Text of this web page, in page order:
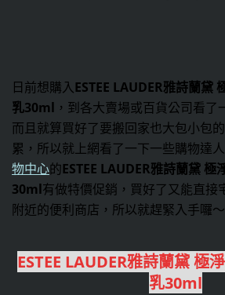
日前想購入ESTEE LAUDER雅詩蘭黛
乳30ml ，到各大賣場或百貨公司看了
而且就算買好了要搬回家也大包小包
累，所以就上網看了一下一些購物達
物中心的ESTEE LAUDER雅詩蘭黛
30ml有做特價促銷，買好了又能直接
附近的便利商店，所以就趕緊入手囉～
ESTEE LAUDER雅詩蘭黛 極
乳30ml